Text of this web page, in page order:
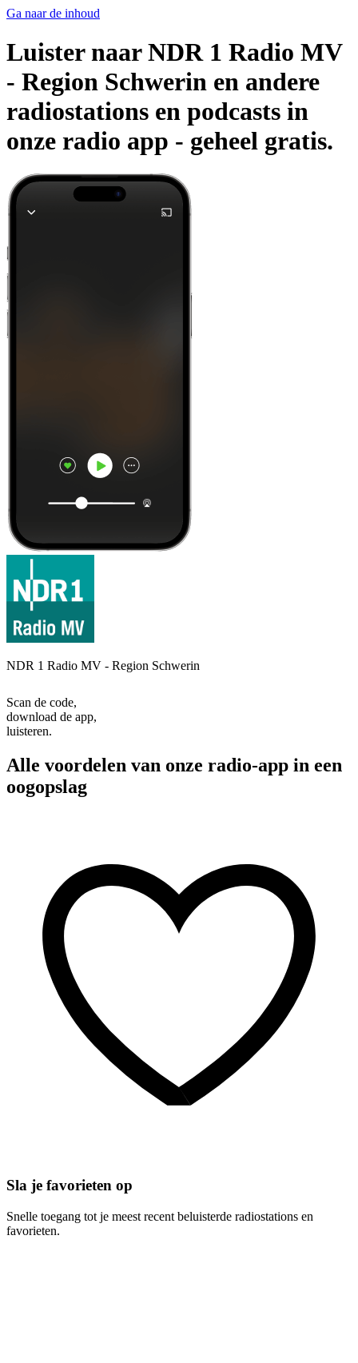
Ga naar de inhoud
Luister naar NDR 1 Radio MV
- Region Schwerin en andere
radiostations en podcasts in
onze radio app - geheel gratis.
NDR 1 Radio MV - Region Schwerin
Scan de code,
download de app,
luisteren.
Alle voordelen van onze radio-app in een
oogopslag
Sla je favorieten op
Snelle toegang tot je meest recent beluisterde radiostations en
favorieten.